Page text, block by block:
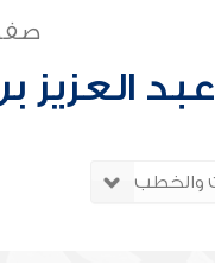
عبد العزيز